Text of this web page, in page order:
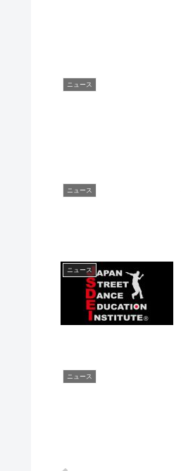
ニュース
ニュース
ニュース
ニュース